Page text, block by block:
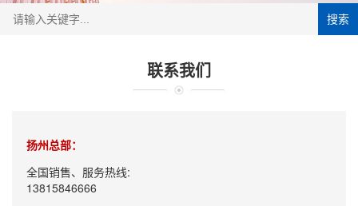
搜索
联系我们
扬州总部：
全国销售、服务热线:
13815846666